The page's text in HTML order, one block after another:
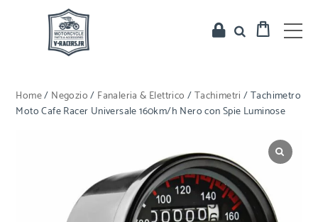
Home/ Negozio/ Fanaleria & Elettrico /Tachimetri / Tachimetro
Moto Cafe Racer Universale 160km/h Nero con Spie Luminose